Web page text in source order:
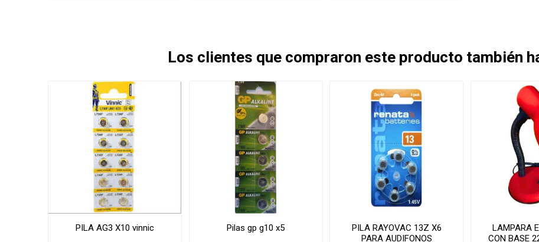
Los clientes que compraron este producto también
PILA AG3 X10 vinnic Pilas gp g10 x5
PILA RAYOVAC 13Z X6
PARA AUDIFONOS
LAMPARA
CON BASE